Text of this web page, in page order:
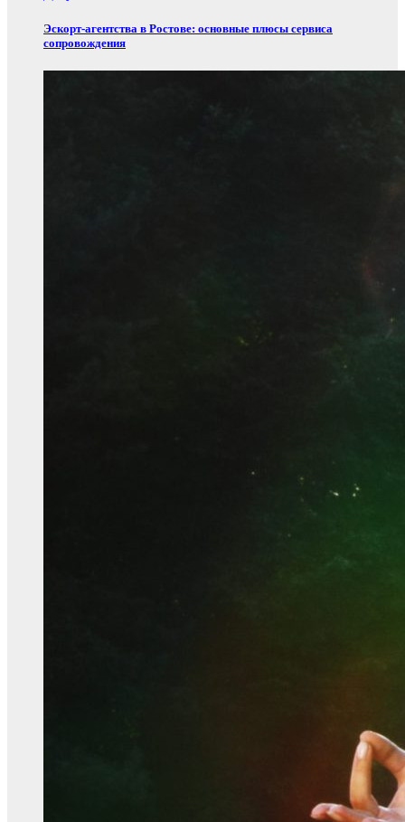
Эскорт‑агентства в Ростове: основные плюсы сервиса
сопровождения